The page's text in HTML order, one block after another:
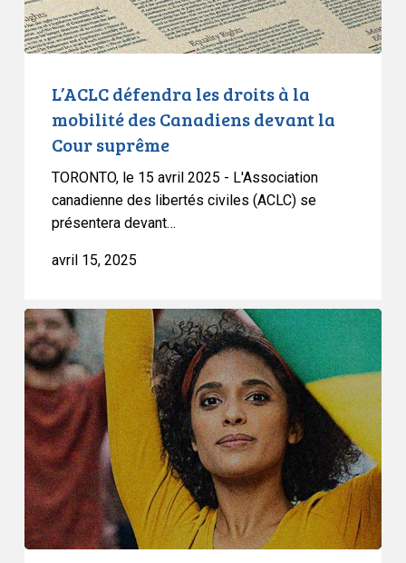
Canadiens
devant
L’ACLC défendra les droits à la
mobilité des Canadiens devant la
Cour suprême
TORONTO, le 15 avril 2025 - L'Association
canadienne des libertés civiles (ACLC) se
présentera devant…
avril 15, 2025
L’ACLC
intervient
devant
la
Cour
supérieure
du
Québec
pour
défendre